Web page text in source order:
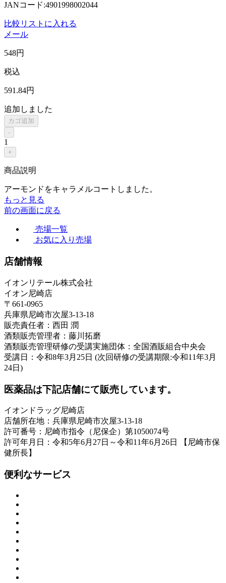
JANコード:4901998002044
比較リストに入れる
メール
548円
税込
591.84円
追加しました
カゴ追加
-
1
+
商品説明
アーモンドをキャラメルコートしました。
もっと見る
前の画面に戻る
売場一覧
お気に入り売場
店舗情報
イオンリテール株式会社
イオン尼崎店
〒661-0965
兵庫県尼崎市次屋3-13-18
販売責任者：西田 潤
酒類販売管理者：藤川拓磨
酒類販売管理研修の受講実施団体：全国酒販組合中央会
受講日：令和8年3月25日 (次回研修の受講期限:令和11年3月
24日)
医薬品は下記店舗にて販売しています。
イオンドラッグ尼崎店
店舗所在地：兵庫県尼崎市次屋3-13-18
許可番号：尼崎市指令（尼保企）第1050074号
許可年月日：令和5年6月27日～令和11年6月26日 【尼崎市保
健所長】
便利なサービス